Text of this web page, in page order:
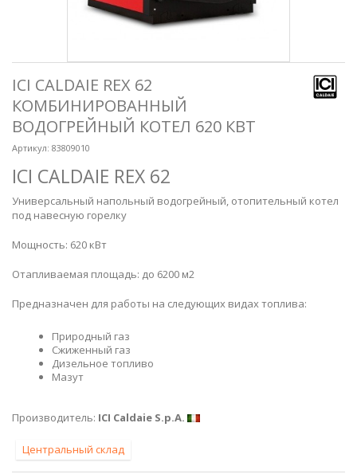
ICI CALDAIE REX 62
КОМБИНИРОВАННЫЙ
ВОДОГРЕЙНЫЙ КОТЕЛ 620 КВТ
Артикул: 83809010
ICI CALDAIE REX 62
Универсальный напольный водогрейный, отопительный котел
под навесную горелку
Мощность: 620 кВт
Отапливаемая площадь: до 6200 м2
Предназначен для работы на следующих видах топлива:
Природный газ
Сжиженный газ
Дизельное топливо
Мазут
Производитель: ICI Caldaie S.p.A.
Центральный склад